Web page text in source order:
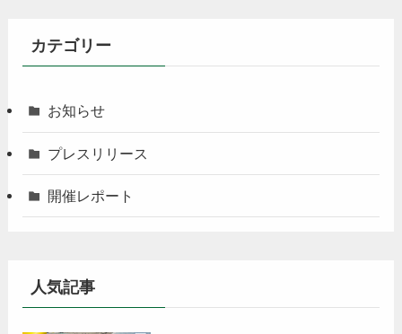
カテゴリー
お知らせ
プレスリリース
開催レポート
人気記事